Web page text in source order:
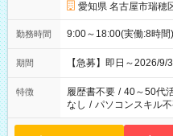
愛知県 名古屋市瑞穂
勤務時間 9:00～18:00(実働:8時
期間 【急募】即日～2026/
特徴 履歴書不要 / 40～50代
なし / パソコンスキル